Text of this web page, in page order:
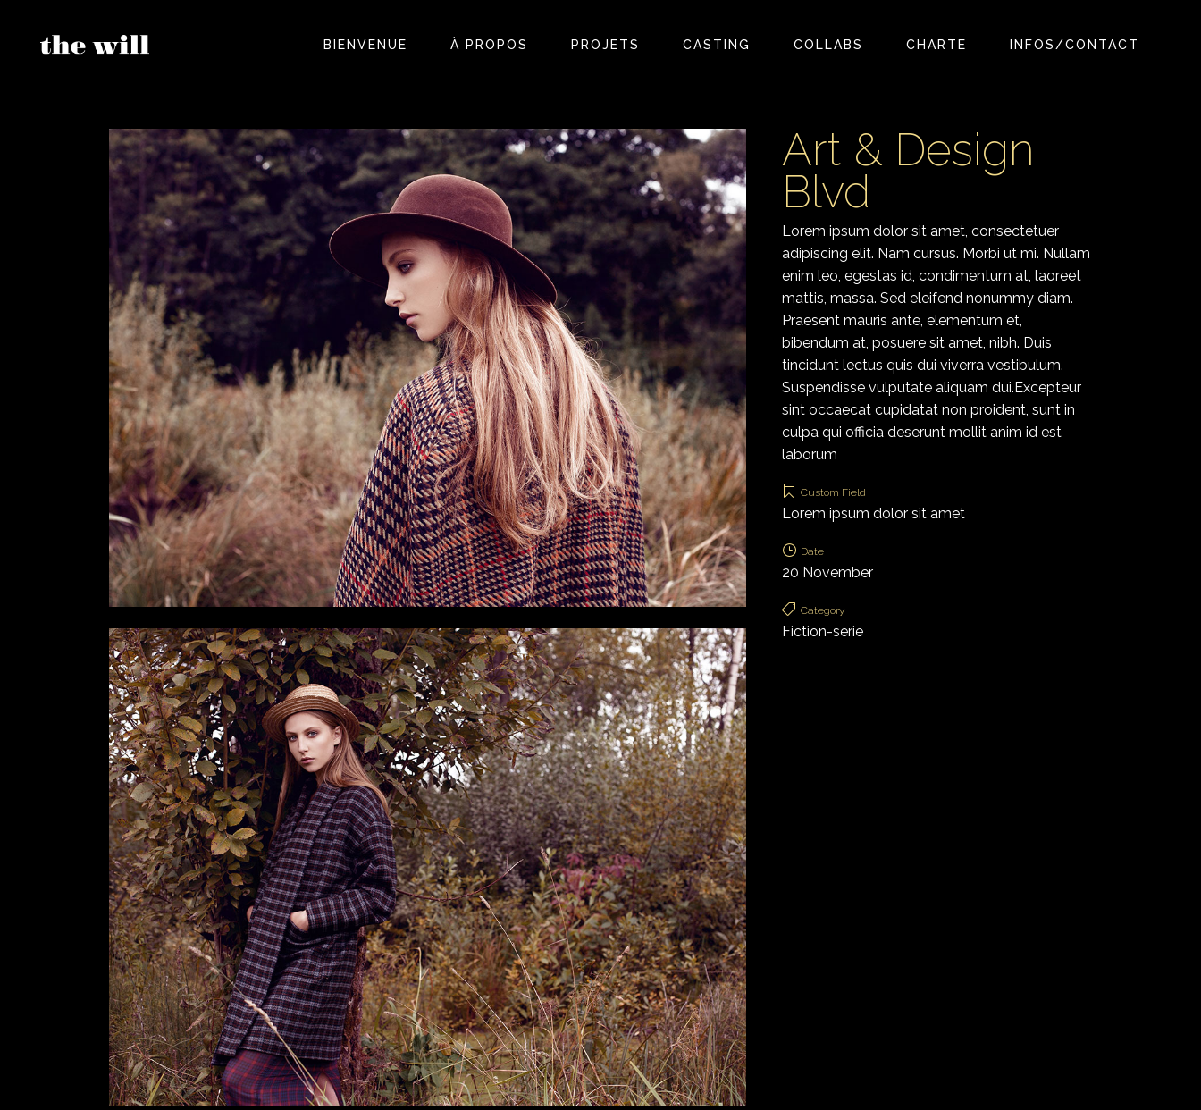
BIENVENUE À PROPOS PROJETS CASTING COLLABS CHARTE INFOS/CONTACT
Art & Design
Blvd
Lorem ipsum dolor sit amet, consectetuer
adipiscing elit. Nam cursus. Morbi ut mi. Nullam
enim leo, egestas id, condimentum at, laoreet
mattis, massa. Sed eleifend nonummy diam.
Praesent mauris ante, elementum et,
bibendum at, posuere sit amet, nibh. Duis
tincidunt lectus quis dui viverra vestibulum.
Suspendisse vulputate aliquam dui.Excepteur
sint occaecat cupidatat non proident, sunt in
culpa qui officia deserunt mollit anim id est
laborum
Custom Field
Lorem ipsum dolor sit amet
Date
20 November
Category
Fiction-serie